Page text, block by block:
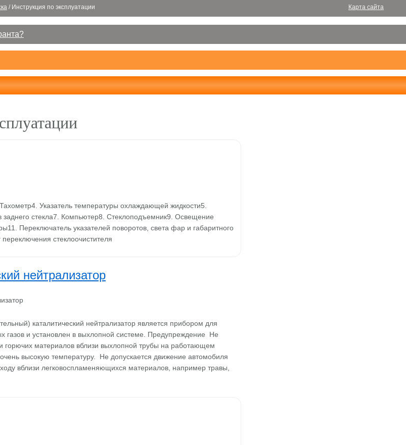
/ Инструкция по эксплуатации Карта сайта
Указатель температуры охлаждающей жидкости5.
заднего стекла7. Компьютер8. Стеклоподъемник9. Освещение
Переключатель указателей поворотов, света фар и габаритного
стеклоочистителя
нейтрализатор
каталитический нейтрализатор является прибором для
газов и установлен в выхлопной системе. Предупреждение Не
горючих материалов вблизи выхлопной трубы на работающем
высокую температуру. Не допускается движение автомобиля
вблизи легковоспламеняющихся материалов, например травы,